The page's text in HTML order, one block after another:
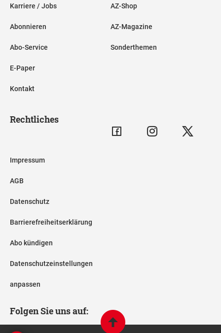
Karriere / Jobs
Abonnieren
Abo-Service
E-Paper
Kontakt
AZ-Shop
AZ-Magazine
Sonderthemen
Rechtliches
Impressum
AGB
Datenschutz
Barrierefreiheitserklärung
Abo kündigen
Datenschutzeinstellungen
anpassen
Folgen Sie uns auf: